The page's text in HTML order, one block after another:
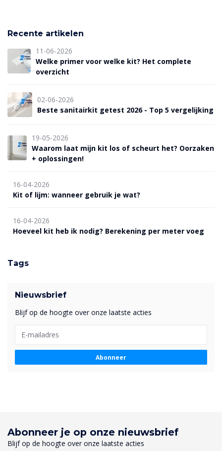
Recente artikelen
11-06-2026
Welke primer voor welke kit? Het complete
overzicht
02-06-2026
Beste sanitairkit getest 2026 - Top 5 vergelijking
19-05-2026
Waarom laat mijn kit los of scheurt het? Oorzaken
+ oplossingen!
16-04-2026
Kit of lijm: wanneer gebruik je wat?
16-04-2026
Hoeveel kit heb ik nodig? Berekening per meter voeg
Tags
Nieuwsbrief
Blijf op de hoogte over onze laatste acties
Abonneer
Abonneer je op onze nieuwsbrief
Blijf op de hoogte over onze laatste acties